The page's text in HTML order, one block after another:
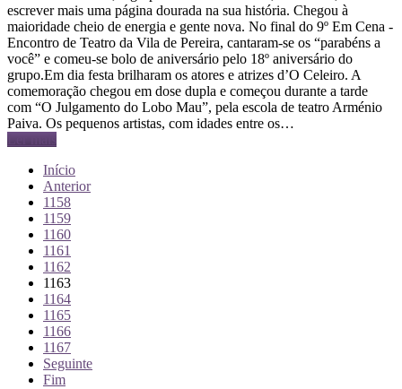
escrever mais uma página dourada na sua história. Chegou à
maioridade cheio de energia e gente nova. No final do 9º Em Cena -
Encontro de Teatro da Vila de Pereira, cantaram-se os “parabéns a
você” e comeu-se bolo de aniversário pelo 18º aniversário do
grupo.Em dia festa brilharam os atores e atrizes d’O Celeiro. A
comemoração chegou em dose dupla e começou durante a tarde
com “O Julgamento do Lobo Mau”, pela escola de teatro Arménio
Paiva. Os pequenos artistas, com idades entre os…
Ler mais
Início
Anterior
1158
1159
1160
1161
1162
1163
1164
1165
1166
1167
Seguinte
Fim